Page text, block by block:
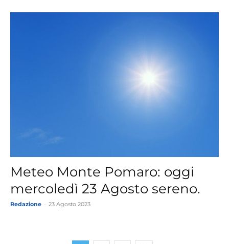
Meteo Monte Pomaro: oggi
mercoledì 23 Agosto sereno.
Redazione 23 Agosto 2023